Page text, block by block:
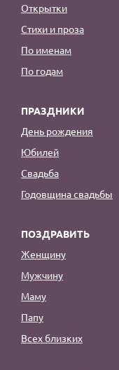
Открытки
Стихи и проза
По именам
По годам
ПРАЗДНИКИ
День рождения
Юбилей
Свадьба
Годовщина свадьбы
ПОЗДРАВИТЬ
Женщину
Мужчину
Маму
Папу
Всех близких